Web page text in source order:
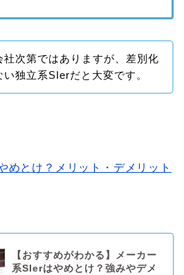
社次第ではありますが、差別化
い独立系SIerだと大変です。
めとけ？メリット・デメリット
【おすすめがわかる】メーカー
系SIerはやめとけ？強みやデメ